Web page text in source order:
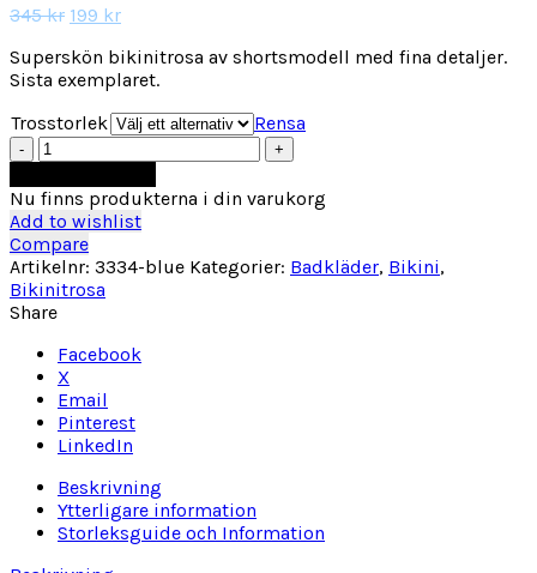
345kr Det
priset
var:
199 krDet
priset
är:
Superskön bikinitrosa av shortsmodell med fina detaljer.
Sista exemplaret.
Trosstorlek
Rensa
Freya
Fever
Bikinitrosa
mängd
Nu finns produkterna i din varukorg
Add to wishlist
Compare
Artikelnr: 3334-blue Kategorier: Badkläder, Bikini,
Bikinitrosa
Share
Facebook
X
Email
Pinterest
LinkedIn
Beskrivning
Ytterligare information
Storleksguide och Information